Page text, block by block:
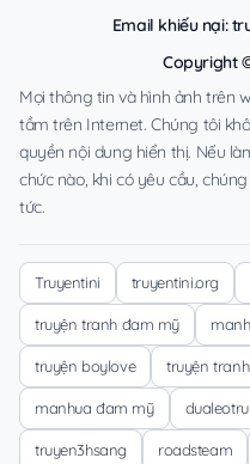
Email khiếu nại:
Copyright
Mọi thông tin và hình ảnh trên
tầm trên Internet. Chúng tôi
quyền nội dung hiển thị. Nếu
chức nào, khi có yêu cầu,
tức.
Truyentini truyentini.org
truyện tranh đam mỹ
truyện boylove truyện tranh
manhua đam mỹ
truyen3hsang roadsteam